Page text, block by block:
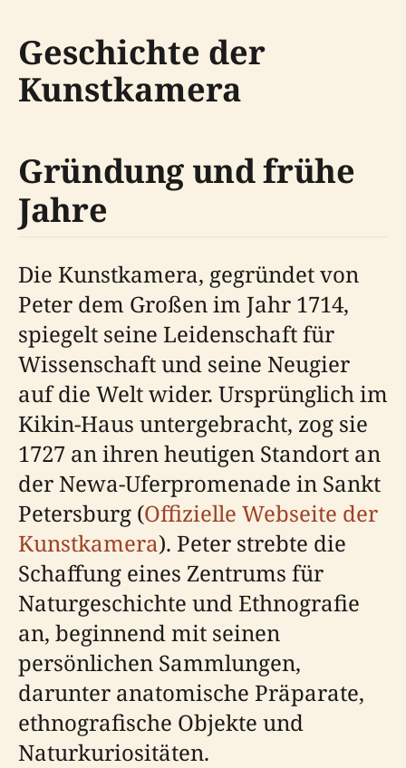
Geschichte der
Kunstkamera
Gründung und frühe
Jahre
Die Kunstkamera, gegründet von
Peter dem Großen im Jahr 1714,
spiegelt seine Leidenschaft für
Wissenschaft und seine Neugier
auf die Welt wider. Ursprünglich im
Kikin-Haus untergebracht, zog sie
1727 an ihren heutigen Standort an
der Newa-Uferpromenade in Sankt
Petersburg (Offizielle Webseite der
Kunstkamera). Peter strebte die
Schaffung eines Zentrums für
Naturgeschichte und Ethnografie
an, beginnend mit seinen
persönlichen Sammlungen,
darunter anatomische Präparate,
ethnografische Objekte und
Naturkuriositäten.